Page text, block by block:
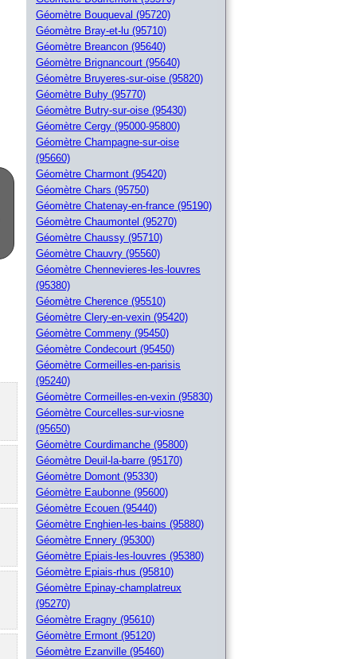
Géomètre Bouqueval (95720)
Géomètre Bray-et-lu (95710)
Géomètre Breancon (95640)
Géomètre Brignancourt (95640)
Géomètre Bruyeres-sur-oise (95820)
Géomètre Buhy (95770)
Géomètre Butry-sur-oise (95430)
Géomètre Cergy (95000-95800)
Géomètre Champagne-sur-oise
(95660)
Géomètre Charmont (95420)
Géomètre Chars (95750)
Géomètre Chatenay-en-france (95190)
Géomètre Chaumontel (95270)
Géomètre Chaussy (95710)
Géomètre Chauvry (95560)
Géomètre Chennevieres-les-louvres
(95380)
Géomètre Cherence (95510)
Géomètre Clery-en-vexin (95420)
Géomètre Commeny (95450)
Géomètre Condecourt (95450)
Géomètre Cormeilles-en-parisis
(95240)
Géomètre Cormeilles-en-vexin (95830)
Géomètre Courcelles-sur-viosne
(95650)
Géomètre Courdimanche (95800)
Géomètre Deuil-la-barre (95170)
Géomètre Domont (95330)
Géomètre Eaubonne (95600)
Géomètre Ecouen (95440)
Géomètre Enghien-les-bains (95880)
Géomètre Ennery (95300)
Géomètre Epiais-les-louvres (95380)
Géomètre Epiais-rhus (95810)
Géomètre Epinay-champlatreux
(95270)
Géomètre Eragny (95610)
Géomètre Ermont (95120)
Géomètre Ezanville (95460)